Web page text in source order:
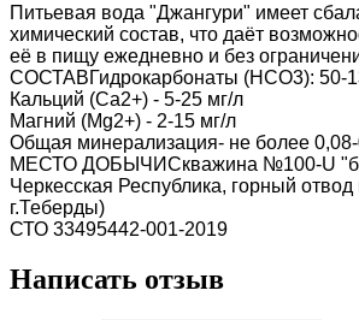
Питьевая вода "Джангури" имеет
химический состав, что даёт
её в пищу ежедневно и без
СОСТАВГидрокарбонаты (HCO3): 50-
Кальций (Ca2+) - 5-25 мг/л
Магний (Mg2+) - 2-15 мг/л
Общая минерализация- не более 0,08-
МЕСТО ДОБЫЧИСкважина №100-U
Черкесская Республика, горный
г.Теберды)
СТО 33495442-001-2019
Написать отзыв